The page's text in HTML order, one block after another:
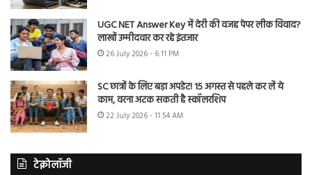
UGC NET Answer Key में देरी की वजह पेपर लीक विवाद?
लाखों उम्मीदवार कर रहे इंतजार
26 July 2026 - 6:11 PM
SC छात्रों के लिए बड़ा अपडेट! 15 अगस्त से पहले कर लें ये
काम, वरना अटक सकती है स्कॉलरशिप
22 July 2026 - 11:54 AM
टेक्नोलॉजी